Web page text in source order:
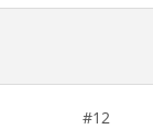
#12